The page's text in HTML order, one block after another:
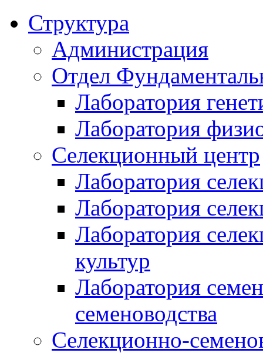
Структура
Администрация
Отдел
Лаборатория
Лаборатория
Селекционный центр
Лаборатория
Лаборатория
Лаборатория
культур
Лаборатория
семеноводства
Селекционно-